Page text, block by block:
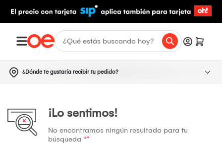
¿Dónde te gustaría recibir tu pedido?
¡Lo sentimos!
No encontramos ningún resultado para tu
búsqueda “”